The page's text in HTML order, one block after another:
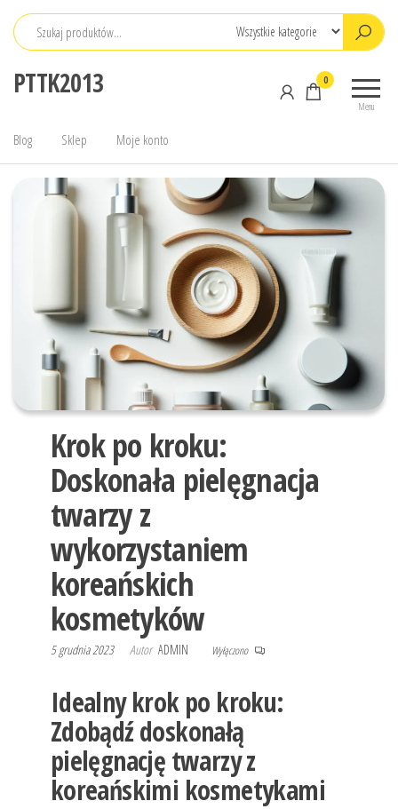
Przejdź
PTTK2013
Menu
0
Blog Sklep Moje konto
Krok po kroku:
Doskonała pielęgnacja
twarzy z
wykorzystaniem
koreańskich
kosmetyków
5 grudnia 2023 Autor ADMIN Wyłączono
Idealny krok po kroku:
Zdobądź doskonałą
pielęgnację twarzy z
koreańskimi kosmetykami